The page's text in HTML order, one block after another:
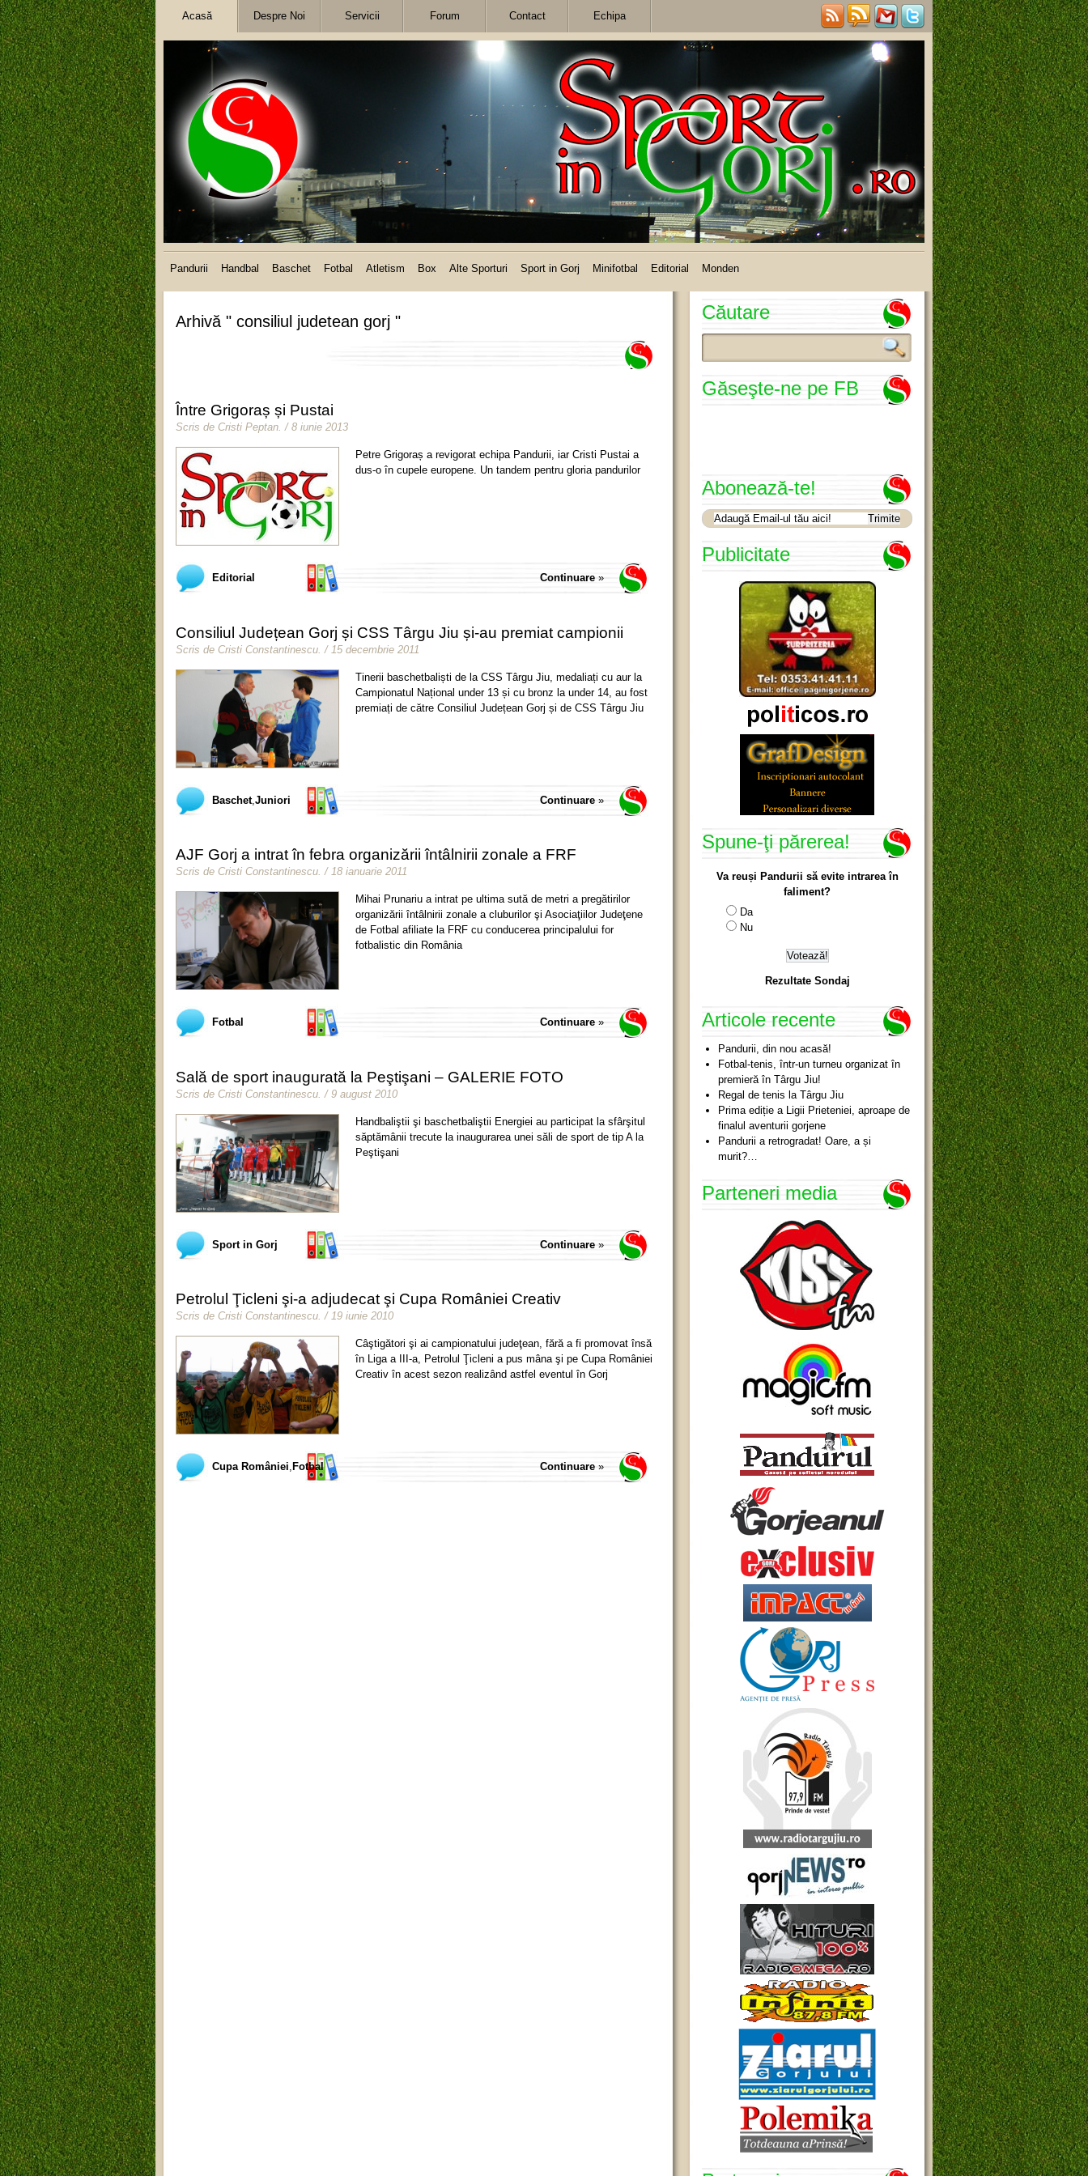
Acasă Despre Noi Servicii Forum Contact Echipa
Pandurii Handbal Baschet Fotbal Atletism Box Alte Sporturi Sport in Gorj Minifotbal Editorial Monden
Arhivă " consiliul judetean gorj "
Între Grigoraș și Pustai
Scris de Cristi Peptan. / 8 iunie 2013
Petre Grigoraș a revigorat echipa Pandurii, iar Cristi Pustai a
dus-o în cupele europene. Un tandem pentru gloria pandurilor
Editorial Continuare »
Consiliul Județean Gorj și CSS Târgu Jiu și-au premiat campionii
Scris de Cristi Constantinescu / 15 decembrie 2011
Tinerii baschetbaliști de la CSS Târgu Jiu, medaliați cu aur la
Campionatul Național under 13 și cu bronz la under 14, au fost
premiați de către Consiliul Județean Gorj și de CSS Târgu Jiu
Baschet, Juniori Continuare »
AJF Gorj a intrat în febra organizării întâlnirii zonale a FRF
Scris de Cristi Constantinescu. / 18 ianuarie 2011
Mihai Prunariu a intrat pe ultima sută de metri a pregătirilor
organizării întâlnirii zonale a cluburilor şi Asociaţiilor Judeţene
de Fotbal afiliate la FRF cu conducerea principalului for
fotbalistic din România
Fotbal Continuare »
Sală de sport inaugurată la Peştişani – GALERIE FOTO
Scris de Cristi Constantinescu / 9 august 2010
Handbaliştii şi baschetbaliştii Energiei au participat la sfârşitul
săptămânii trecute la inaugurarea unei săli de sport de tip A la
Peştişani
Sport in Gorj Continuare »
Petrolul Ţicleni şi-a adjudecat şi Cupa României Creativ
Scris de Cristi Constantinescu. / 19 iunie 2010
Câştigători şi ai campionatului judeţean, fără a fi promovat însă
în Liga a III-a, Petrolul Ţicleni a pus mâna şi pe Cupa României
Creativ în acest sezon realizând astfel eventul în Gorj
Cupa României, Fotbal Continuare »
Căutare
Găseşte-ne pe FB
Abonează-te!
Publicitate
Spune-ţi părerea!
Va reuși Pandurii să evite intrarea în
faliment?
Da
Nu
Rezultate Sondaj
Articole recente
Pandurii, din nou acasă!
Fotbal-tenis, într-un turneu organizat în
premieră în Târgu Jiu!
Regal de tenis la Târgu Jiu
Prima ediție a Ligii Prieteniei, aproape de
finalul aventurii gorjene
Pandurii a retrogradat! Oare, a și
murit?…
Parteneri media